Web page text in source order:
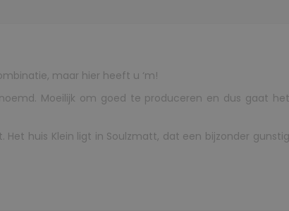
maar hier heeft u ‘m!
Moeilijk om goed te produceren en dus gaat
Het huis Klein ligt in Soulzmatt, dat een bijzonder